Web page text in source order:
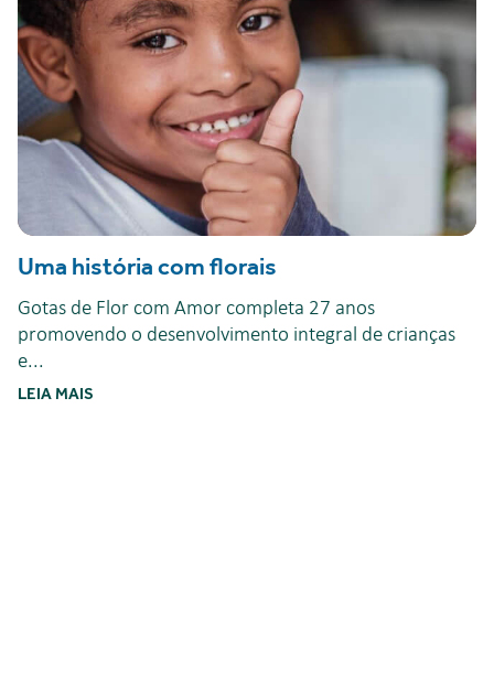
Uma história com florais
Gotas de Flor com Amor completa 27 anos
promovendo o desenvolvimento integral de crianças
e...
LEIA MAIS